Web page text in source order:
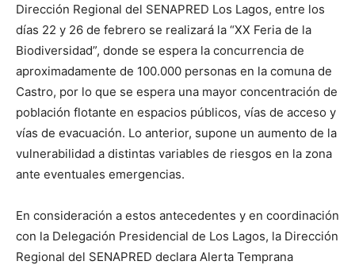
Dirección Regional del SENAPRED Los Lagos, entre los
días 22 y 26 de febrero se realizará la “XX Feria de la
Biodiversidad”, donde se espera la concurrencia de
aproximadamente de 100.000 personas en la comuna de
Castro, por lo que se espera una mayor concentración de
población flotante en espacios públicos, vías de acceso y
vías de evacuación. Lo anterior, supone un aumento de la
vulnerabilidad a distintas variables de riesgos en la zona
ante eventuales emergencias.
En consideración a estos antecedentes y en coordinación
con la Delegación Presidencial de Los Lagos, la Dirección
Regional del SENAPRED declara Alerta Temprana